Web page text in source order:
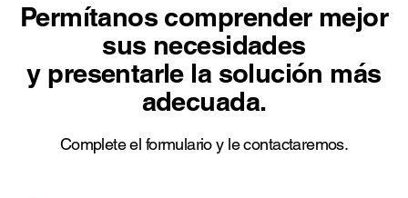
Permítanos comprender mejor
sus necesidades
y presentarle la solución más
adecuada.
Complete el formulario y le contactaremos.